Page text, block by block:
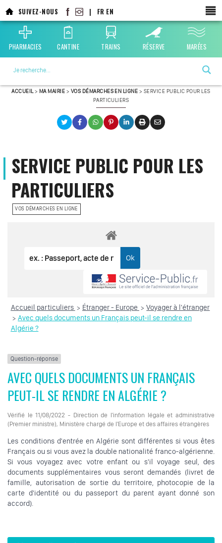
SUIVEZ-NOUS | FR EN
PHARMACIES CANTINE TRAINS RÉSERVE MARÉES
ACCUEIL> MA MAIRIE > VOS DÉMARCHES EN LIGNE > SERVICE PUBLIC POUR LES
PARTICULIERS
SERVICE PUBLIC POUR LES
PARTICULIERS
VOS DÉMARCHES EN LIGNE
Accueil particuliers > Étranger - Europe > Voyager à l'étranger
> Avec quels documents un Français peut-il se rendre en
Algérie ?
Question-réponse
AVEC QUELS DOCUMENTS UN FRANÇAIS
PEUT-IL SE RENDRE EN ALGÉRIE ?
Vérifié le 11/08/2022 - Direction de l'information légale et administrative
(Premier ministre), Ministère chargé de l'Europe et des affaires étrangères
Les conditions d'entrée en Algérie sont différentes si vous êtes
Français ou si vous avez la double nationalité franco-algérienne.
Si vous voyagez avec votre enfant ou s'il voyage seul, des
documents supplémentaires vous seront demandés (livret de
famille, autorisation de sortie du territoire, photocopie de la
carte d'identité ou du passeport du parent ayant donné son
accord).